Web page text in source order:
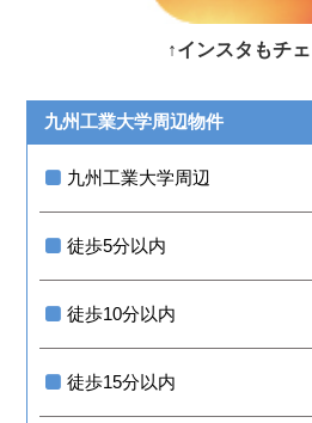
↑インスタもチェ
九州工業大学周辺物件
九州工業大学周辺
徒歩5分以内
徒歩10分以内
徒歩15分以内